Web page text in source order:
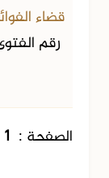
قضاء
رقم
الصفحة : 1